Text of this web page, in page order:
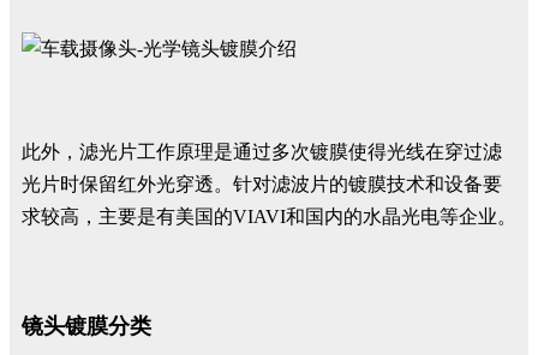
此外，滤光片工作原理是通过多次镀膜使得光线在穿过滤
光片时保留红外光穿透。针对滤波片的镀膜技术和设备要
求较高，主要是有美国的VIAVI和国内的水晶光电等企业。
镜头镀膜分类